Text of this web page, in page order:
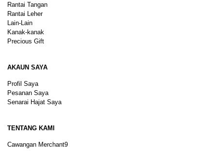
Rantai Tangan
Rantai Leher
Lain-Lain
Kanak-kanak
Precious Gift
AKAUN SAYA
Profil Saya
Pesanan Saya
Senarai Hajat Saya
TENTANG KAMI
Cawangan Merchant9